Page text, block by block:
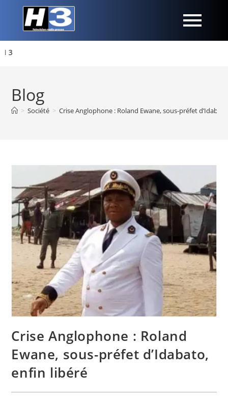
Blog
> Société > Crise Anglophone : Roland Ewane, sous-préfet
Crise Anglophone : Roland
Ewane, sous-préfet d’Idabato,
enfin libéré